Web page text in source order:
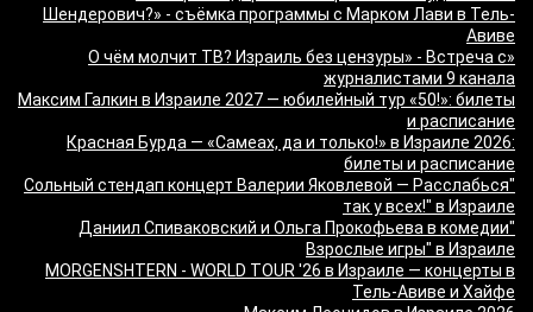
Шендерович?» - съёмка программы с Марком Лави в Тель-
Авиве
«О чём молчит ТВ? Израиль без цензуры» - Встреча с
журналистами 9 канала
Максим Галкин в Израиле 2027 — юбилейный тур «50!»: билеты
и расписание
Красная Бурда — «Самеах, да и только!» в Израиле 2026:
билеты и расписание
"Сольный стендап концерт Валерии Яковлевой — Расслабься
так у всех!" в Израиле
"Даниил Спиваковский и Ольга Прокофьева в комедии
Взрослые игры" в Израиле
MORGENSHTERN - WORLD TOUR '26 в Израиле — концерты в
Тель-Авиве и Хайфе